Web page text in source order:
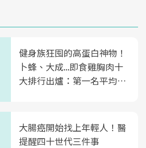
健身族狂囤的高蛋白神物！
卜蜂、大成...即食雞胸肉十
大排行出爐：第一名平均一
大腸癌開始找上年輕人！醫
提醒四十世代三件事